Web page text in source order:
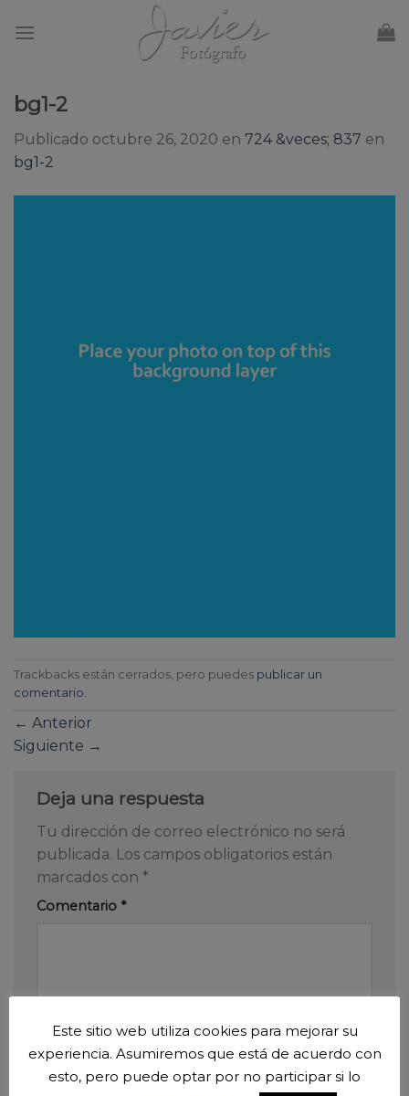
bg1-2
Publicado octubre 26, 2020 en 724 &veces; 837 en
bg1-2
Trackbacks están cerrados, pero puedes publicar un
comentario.
← Anterior
Siguiente →
Deja una respuesta
Tu dirección de correo electrónico no será
publicada. Los campos obligatorios están
marcados con *
Comentario *
Nombre*
Este sitio web utiliza cookies para mejorar su
experiencia. Asumiremos que está de acuerdo con
esto, pero puede optar por no participar si lo